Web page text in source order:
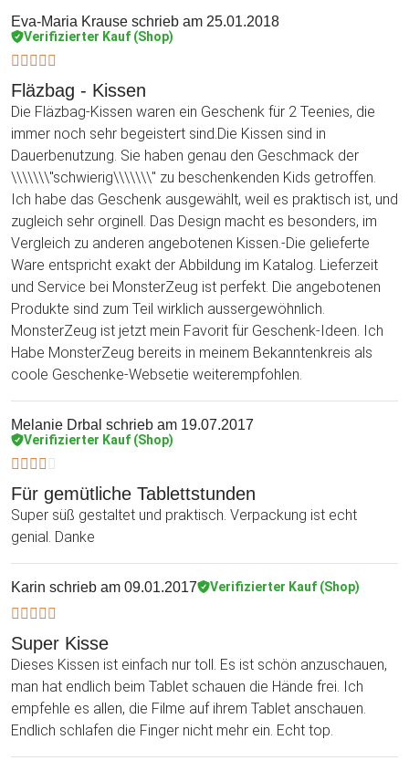
Eva-Maria Krause schrieb am 25.01.2018
Verifizierter Kauf (Shop)
Fläzbag - Kissen
Die Fläzbag-Kissen waren ein Geschenk für 2 Teenies, die
immer noch sehr begeistert sind.Die Kissen sind in
Dauerbenutzung. Sie haben genau den Geschmack der
\\\\\\\"schwierig\\\\\\\" zu beschenkenden Kids getroffen.
Ich habe das Geschenk ausgewählt, weil es praktisch ist, und
zugleich sehr orginell. Das Design macht es besonders, im
Vergleich zu anderen angebotenen Kissen.-Die gelieferte
Ware entspricht exakt der Abbildung im Katalog. Lieferzeit
und Service bei MonsterZeug ist perfekt. Die angebotenen
Produkte sind zum Teil wirklich aussergewöhnlich.
MonsterZeug ist jetzt mein Favorit für Geschenk-Ideen. Ich
Habe MonsterZeug bereits in meinem Bekanntenkreis als
coole Geschenke-Websetie weiterempfohlen.
Melanie Drbal schrieb am 19.07.2017
Verifizierter Kauf (Shop)
Für gemütliche Tablettstunden
Super süß gestaltet und praktisch. Verpackung ist echt
genial. Danke
Karin schrieb am 09.01.2017 Verifizierter Kauf (Shop)
Super Kisse
Dieses Kissen ist einfach nur toll. Es ist schön anzuschauen,
man hat endlich beim Tablet schauen die Hände frei. Ich
empfehle es allen, die Filme auf ihrem Tablet anschauen.
Endlich schlafen die Finger nicht mehr ein. Echt top.